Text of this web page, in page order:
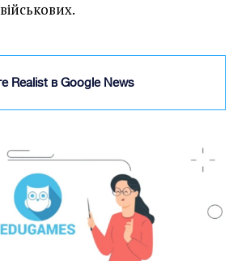
Realist в Google News